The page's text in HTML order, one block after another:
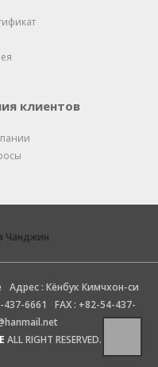
клиентов
Адрес : Кёнбук Кимчхон-си
437-6661
FAX : +82-54-437-
ALL RIGHT RESERVED.